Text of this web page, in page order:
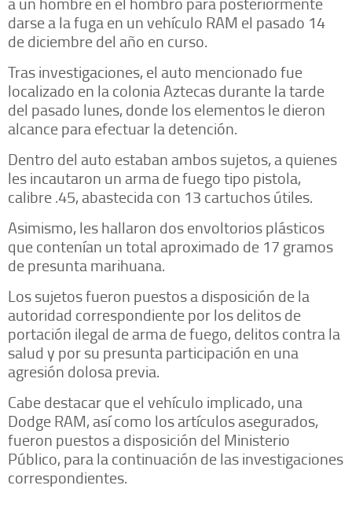
darse a la fuga en un vehículo RAM el pasado 14
de diciembre del año en curso.
Tras investigaciones, el auto mencionado fue
localizado en la colonia Aztecas durante la tarde
del pasado lunes, donde los elementos le dieron
alcance para efectuar la detención.
Dentro del auto estaban ambos sujetos, a quienes
les incautaron un arma de fuego tipo pistola,
calibre .45, abastecida con 13 cartuchos útiles.
Asimismo, les hallaron dos envoltorios plásticos
que contenían un total aproximado de 17 gramos
de presunta marihuana.
Los sujetos fueron puestos a disposición de la
autoridad correspondiente por los delitos de
portación ilegal de arma de fuego, delitos contra la
salud y por su presunta participación en una
agresión dolosa previa.
Cabe destacar que el vehículo implicado, una
Dodge RAM, así como los artículos asegurados,
fueron puestos a disposición del Ministerio
Público, para la continuación de las investigaciones
correspondientes.